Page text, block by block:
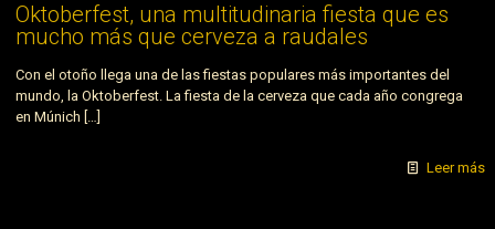
Oktoberfest, una multitudinaria fiesta que es
mucho más que cerveza a raudales
Con el otoño llega una de las fiestas populares más importantes del
mundo, la Oktoberfest. La fiesta de la cerveza que cada año congrega
en Múnich […]
Leer más